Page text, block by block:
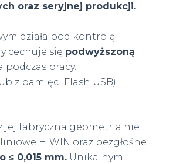
oraz seryjnej produkcji.
działa pod kontrolą
cechuje się podwyższoną
podczas pracy.
z pamięci Flash USB).
jej fabryczna geometria nie
HIWIN oraz bezgłośne
≤ 0,015 mm.Unikalnym